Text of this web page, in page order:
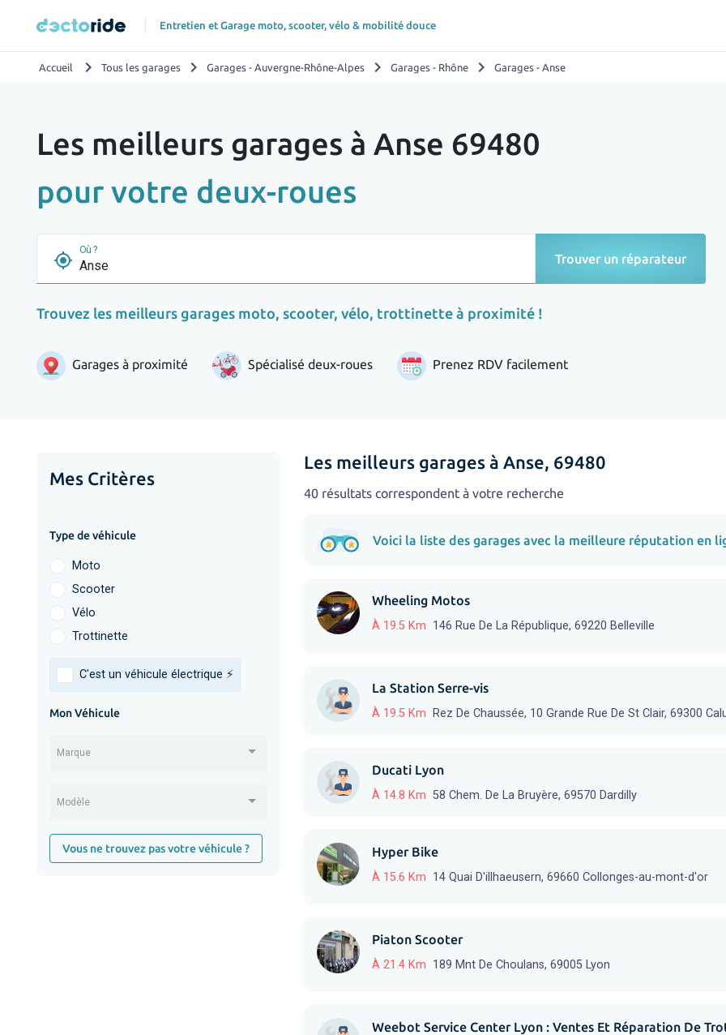
Entretien et Garage moto, scooter, vélo & mobilité douce
Accueil chevron_right Tous les garages chevron_right Garages - Auvergne-Rhône-Alpes chevron_right Garages - Rhône chevron_right Garages - Anse
Les meilleurs garages à Anse 69480
pour votre deux-roues
my_location
Où ?
Trouver un réparateur
Trouvez les meilleurs garages moto, scooter, vélo, trottinette à proximité !
Garages à proximité Spécialisé deux-roues Prenez RDV facilement
Mes Critères
Type de véhicule
Moto
Scooter
Vélo
Trottinette
C'est un véhicule électrique ⚡️
Mon Véhicule
Marque
Modèle
Vous ne trouvez pas votre véhicule ?
Les meilleurs garages à Anse, 69480
40 résultats correspondent à votre recherche
Voici la liste des garages avec la meilleure réputation en
Wheeling Motos
À 19.5 Km 146 Rue De La République, 69220 Belleville
La Station Serre-vis
À 19.5 Km Rez De Chaussée, 10 Grande Rue De St Clair, 69300
Ducati Lyon
À 14.8 Km 58 Chem. De La Bruyère, 69570 Dardilly
Hyper Bike
À 15.6 Km 14 Quai D'illhaeusern, 69660 Collonges-au-mont-d'or
Piaton Scooter
À 21.4 Km 189 Mnt De Choulans, 69005 Lyon
Weebot Service Center Lyon : Ventes Et Réparation De